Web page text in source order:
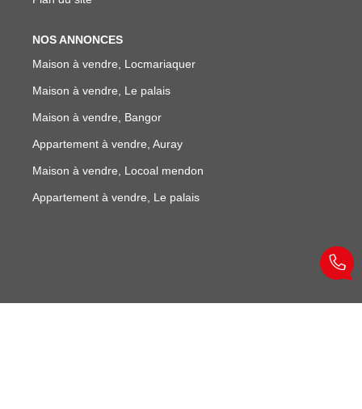
NOS ANNONCES
Maison à vendre, Locmariaquer
Maison à vendre, Le palais
Maison à vendre, Bangor
Appartement à vendre, Auray
Maison à vendre, Locoal mendon
Appartement à vendre, Le palais